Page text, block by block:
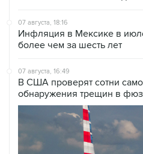
07 августа, 18:16
Инфляция в Мексике в
более чем за шесть лет
07 августа, 16:49
В США проверят сотни
обнаружения трещин в